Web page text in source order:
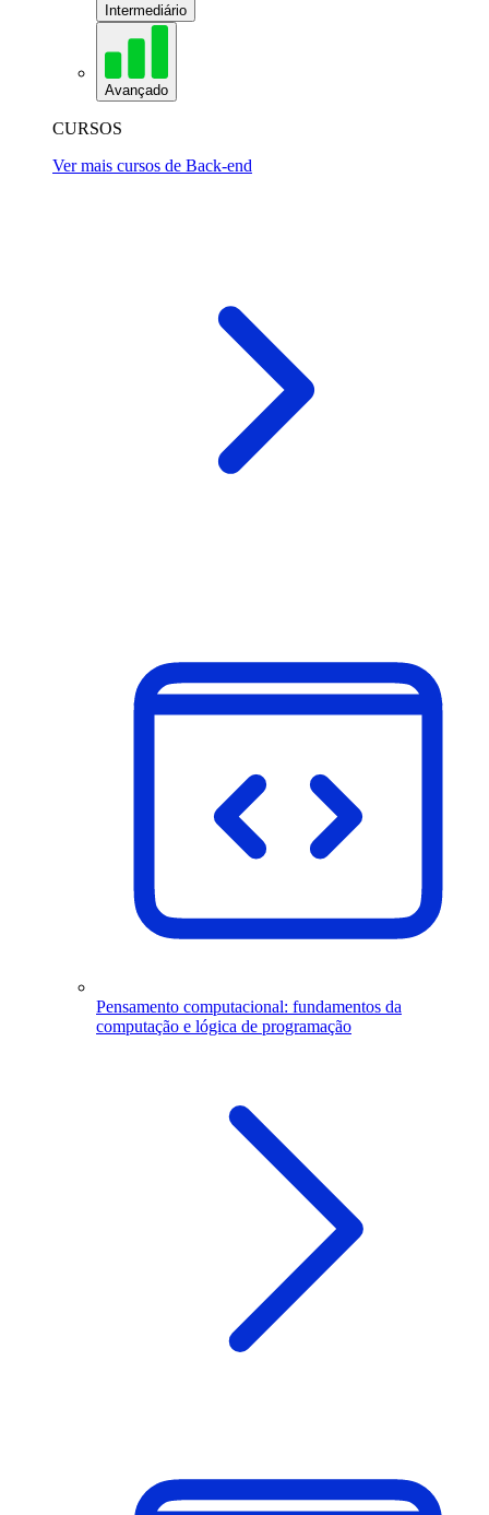
Intermediário
Avançado
CURSOS
Ver mais cursos de Back-end
Pensamento computacional: fundamentos da
computação e lógica de programação